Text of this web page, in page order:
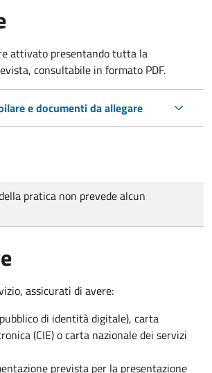
attivato presentando tutta la
consultabile in formato PDF.
e documenti da allegare
pratica non prevede alcun
assicurati di avere:
di identità digitale), carta
(CIE) o carta nazionale dei servizi
prevista per la presentazione